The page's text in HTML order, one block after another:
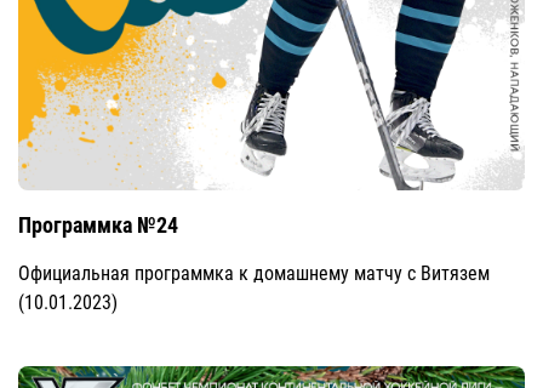
Программка №24
Официальная программка к домашнему матчу с Витязем
(10.01.2023)